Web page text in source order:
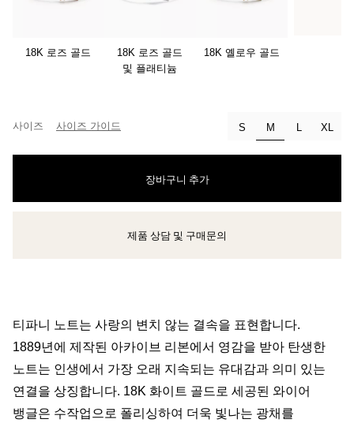
18K 로즈 골드
18K 로즈 골드
및 플래티늄
18K 옐로우 골드
사이즈 사이즈 가이드 S M선택됨L XL
장바구니 추가
클라이언트 어드바이저에게 문의하거나 예약하세요
제품 상담 및 구매문의
티파니 노트는 사랑의 변치 않는 결속을 표현합니다.
1889년에 제작된 아카이브 리본에서 영감을 받아 탄생한
노트는 인생에서 가장 오래 지속되는 유대감과 의미 있는
연결을 상징합니다. 18K 화이트 골드로 세공된 와이어
뱅글은 수작업으로 폴리싱하여 더욱 빛나는 광채를